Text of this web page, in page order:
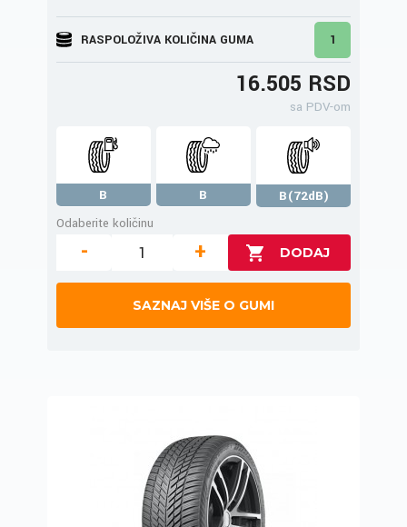
RASPOLOŽIVA KOLIČINA GUMA 1
16.505 RSD
sa PDV-om
B B
B(72dB)
Odaberite količinu
- +
SAZNAJ VIŠE O GUMI